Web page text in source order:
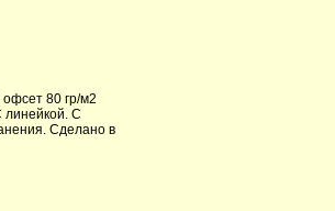
80 гр/м2
линейкой. С
Сделано в